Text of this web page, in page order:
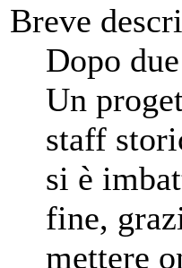
Breve
Dopo
Un
staff
si è
fine,
mettere